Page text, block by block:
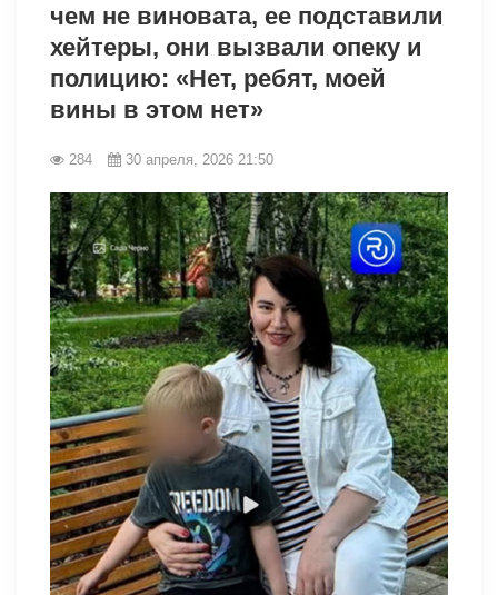
чем не виновата, ее подставили
хейтеры, они вызвали опеку и
полицию: «Нет, ребят, моей
вины в этом нет»
284 30 апреля, 2026 21:50